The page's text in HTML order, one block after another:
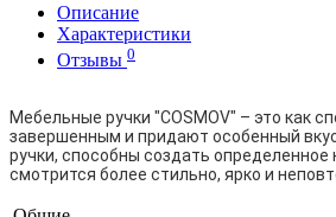
Описание
Характеристики
Отзывы 0
Мебельные ручки "COSMOV" – это как
завершенным и придают особенный
ручки, способны создать
смотрится более стильно, ярко и